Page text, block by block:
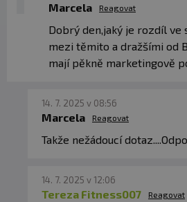
Marcela Reagovat
Dobrý den,jaký je rozdíl ve
mezi těmito a dražšími od
mají pěkně marketingově
14. 7. 2025 v 08:56
Marcela Reagovat
Takže nežádoucí
14. 7. 2025 v 12:06
Tereza Fitness007 Reagovat